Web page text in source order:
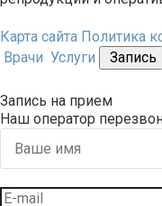
Карта сайта Политика
Врачи Услуги Запись
Запись на прием
Наш оператор